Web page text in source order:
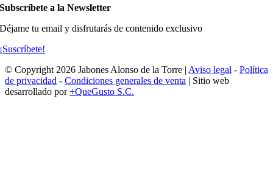
Subscríbete a la Newsletter
Déjame tu email y disfrutarás de contenido exclusivo
¡Suscríbete!
© Copyright 2026 Jabones Alonso de la Torre | Aviso legal - Política
de privacidad - Condiciones generales de venta | Sitio web
desarrollado por+QueGusto S.C.